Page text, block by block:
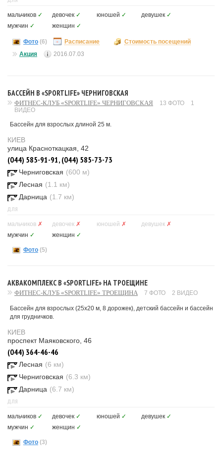
мальчиков ✓ девочек ✓ юношей ✓ девушек ✓
мужчин ✓ женщин ✓
Фото (6) Расписание
Стоимость посещений
Акция
2016.07.03
БАССЕЙН В «SPORTLIFE» ЧЕРНИГОВСКАЯ
ФИТНЕС-КЛУБ «SPORTLIFE» ЧЕРНИГОВСКАЯ 13 ФОТО
1
ВИДЕО
Бассейн для взрослых длиной 25 м.
КИЕВ
улица Красноткацкая, 42
(044) 585-91-91, (044) 585-73-73
Черниговская (600 м)
Лесная (1.1 км)
Дарница (1.7 км)
ДЛЯ
мальчиков ✗ девочек ✗ юношей ✗ девушек ✗
мужчин ✓ женщин ✓
Фото (5)
АКВАКОМПЛЕКС В «SPORTLIFE» НА ТРОЕЩИНЕ
ФИТНЕС-КЛУБ «SPORTLIFE» ТРОЕЩИНА 7 ФОТО 2 ВИДЕО
Бассейн для взрослых (25x20 м, 8 дорожек), детский бассейн и бассейн
для грудничков.
КИЕВ
проспект Маяковского, 46
(044) 364-46-46
Лесная (6 км)
Черниговская (6.3 км)
Дарница (6.7 км)
ДЛЯ
мальчиков ✓ девочек ✓ юношей ✓ девушек ✓
мужчин ✓ женщин ✓
Фото (3)